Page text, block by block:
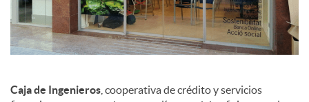
s
Caja de Ingenieros , cooperativa de crédito y servicios